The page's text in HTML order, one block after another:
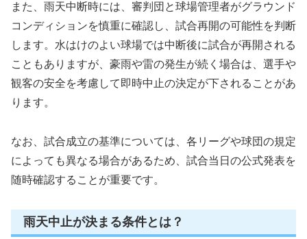
また、雨天中断時には、審判団と球場管理者がグラウンド
コンディションを慎重に確認し、試合再開の可能性を判断
します。水はけのよい球場では中断後に試合が再開される
こともありますが、豪雨や雷の発生が続く場合は、選手や
観客の安全を考慮して即時中止の決定が下されることがあ
ります。
なお、試合成立の基準については、各リーグや球団の規定
によっても異なる場合があるため、試合当日の公式発表を
随時確認することが重要です。
雨天中止が決まる条件とは？